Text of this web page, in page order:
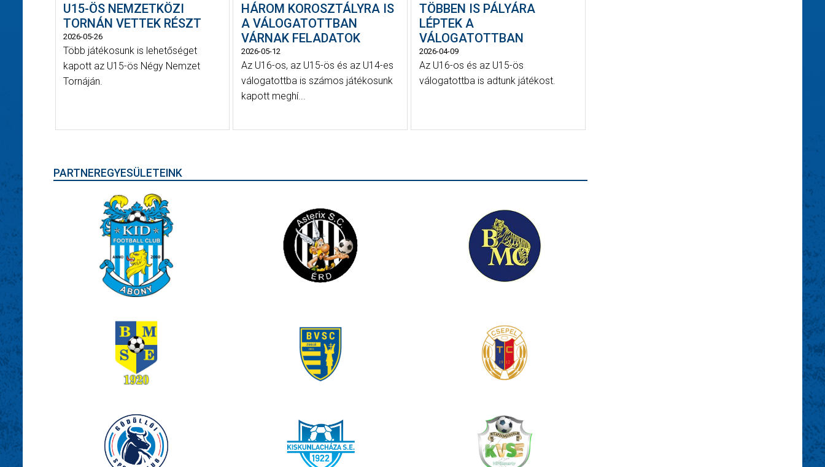
U15-ÖS NEMZETKÖZI
TORNÁN VETTEK RÉSZT
2026-05-26
Több játékosunk is lehetőséget
kapott az U15-ös Négy Nemzet
Tornáján.
HÁROM KOROSZTÁLYRA IS
A VÁLOGATOTTBAN
VÁRNAK FELADATOK
2026-05-12
Az U16-os, az U15-ös és az U14-es
válogatottba is számos játékosunk
kapott meghí...
TÖBBEN IS PÁLYÁRA
LÉPTEK A
VÁLOGATOTTBAN
2026-04-09
Az U16-os és az U15-ös
válogatottba is adtunk játékost.
PARTNEREGYESÜLETEINK